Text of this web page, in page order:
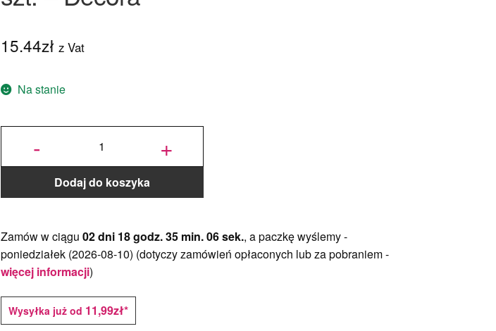
15.44zł z Vat
Na stanie
-
ilość
Miecz -
zestaw 2
Decora +
Dodaj do koszyka
Zamów w ciągu 02 dni 18 godz. 35 min. 05 sek., a paczkę wyślemy -
poniedziałek (2026-08-10) (dotyczy zamówień opłaconych lub za pobraniem -
więcej informacji)
Wysyłka już od 11,99zł*